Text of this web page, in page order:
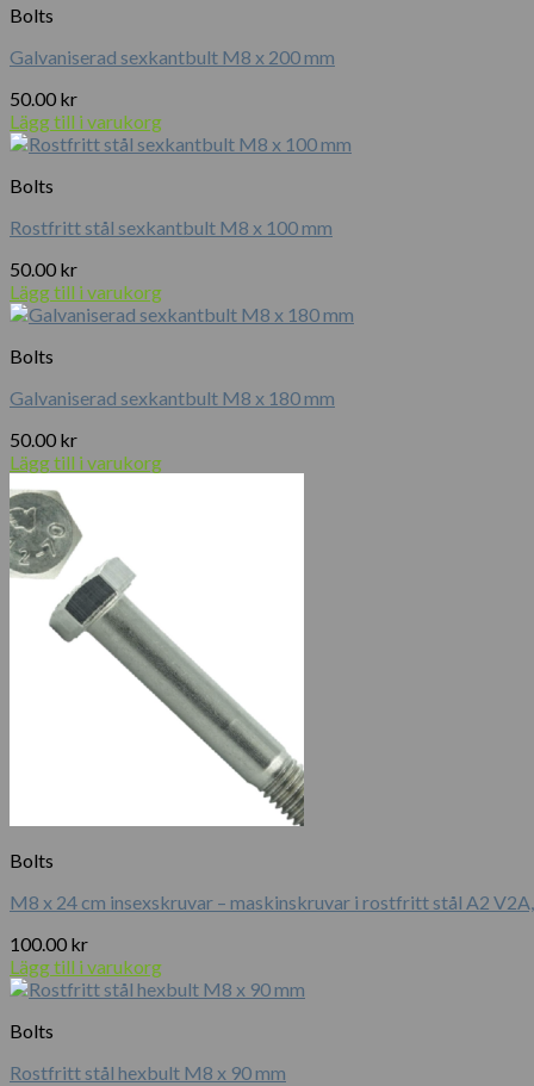
Bolts
Galvaniserad sexkantbult M8 x 200 mm
50.00 kr
Lägg till i varukorg
Bolts
Rostfritt stål sexkantbult M8 x 100 mm
50.00 kr
Lägg till i varukorg
Bolts
Galvaniserad sexkantbult M8 x 180 mm
50.00 kr
Lägg till i varukorg
Bolts
M8 x 24 cm insexskruvar – maskinskruvar i rostfritt stål A2
100.00 kr
Lägg till i varukorg
Bolts
Rostfritt stål hexbult M8 x 90 mm